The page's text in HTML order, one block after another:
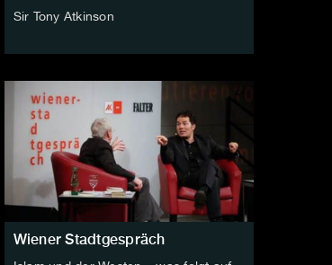
Sir Tony Atkinson
Wiener Stadtgespräch